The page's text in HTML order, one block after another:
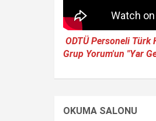
ODTÜ Personeli
Grup Yorum'un "Yar
OKUMA SALONU